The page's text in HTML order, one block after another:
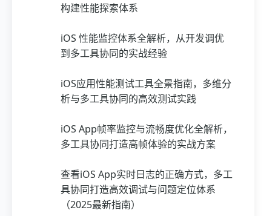
构建性能探索体系
iOS 性能监控体系全解析，从开发调优
到多工具协同的实战经验
iOS应用性能测试工具全景指南，多维分
析与多工具协同的高效测试实践
iOS App帧率监控与流畅度优化全解析，
多工具协同打造高帧体验的实战方案
查看iOS App实时日志的正确方式，多工
具协同打造高效调试与问题定位体系
（2025最新指南）